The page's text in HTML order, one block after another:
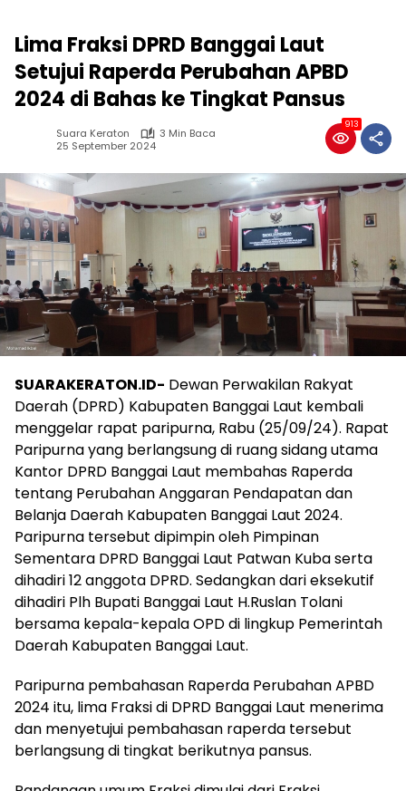
Lima Fraksi DPRD Banggai Laut
Setujui Raperda Perubahan APBD
2024 di Bahas ke Tingkat Pansus
Suara Keraton
3 Min Baca
25 September 2024
913
SUARAKERATON.ID- Dewan Perwakilan Rakyat
Daerah (DPRD) Kabupaten Banggai Laut kembali
menggelar rapat paripurna, Rabu (25/09/24). Rapat
Paripurna yang berlangsung di ruang sidang utama
Kantor DPRD Banggai Laut membahas Raperda
tentang Perubahan Anggaran Pendapatan dan
Belanja Daerah Kabupaten Banggai Laut 2024.
Paripurna tersebut dipimpin oleh Pimpinan
Sementara DPRD Banggai Laut Patwan Kuba serta
dihadiri 12 anggota DPRD. Sedangkan dari eksekutif
dihadiri Plh Bupati Banggai Laut H.Ruslan Tolani
bersama kepala-kepala OPD di lingkup Pemerintah
Daerah Kabupaten Banggai Laut.
Paripurna pembahasan Raperda Perubahan APBD
2024 itu, lima Fraksi di DPRD Banggai Laut menerima
dan menyetujui pembahasan raperda tersebut
berlangsung di tingkat berikutnya pansus.